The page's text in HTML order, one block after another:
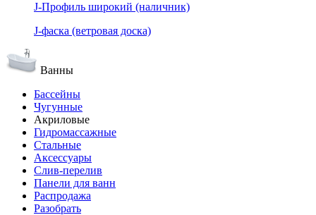
J-Профиль широкий (наличник)
J-фаска (ветровая доска)
Ванны
Бассейны
Чугунные
Акриловые
Гидромассажные
Стальные
Аксессуары
Слив-перелив
Панели для ванн
Распродажа
Разобрать